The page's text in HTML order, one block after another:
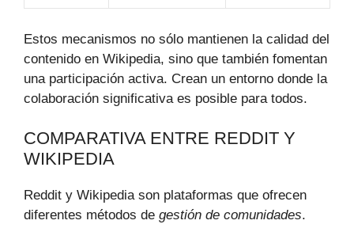
Estos mecanismos no sólo mantienen la calidad del
contenido en Wikipedia, sino que también fomentan
una participación activa. Crean un entorno donde la
colaboración significativa es posible para todos.
COMPARATIVA ENTRE REDDIT Y
WIKIPEDIA
Reddit y Wikipedia son plataformas que ofrecen
diferentes métodos de gestión de comunidades.